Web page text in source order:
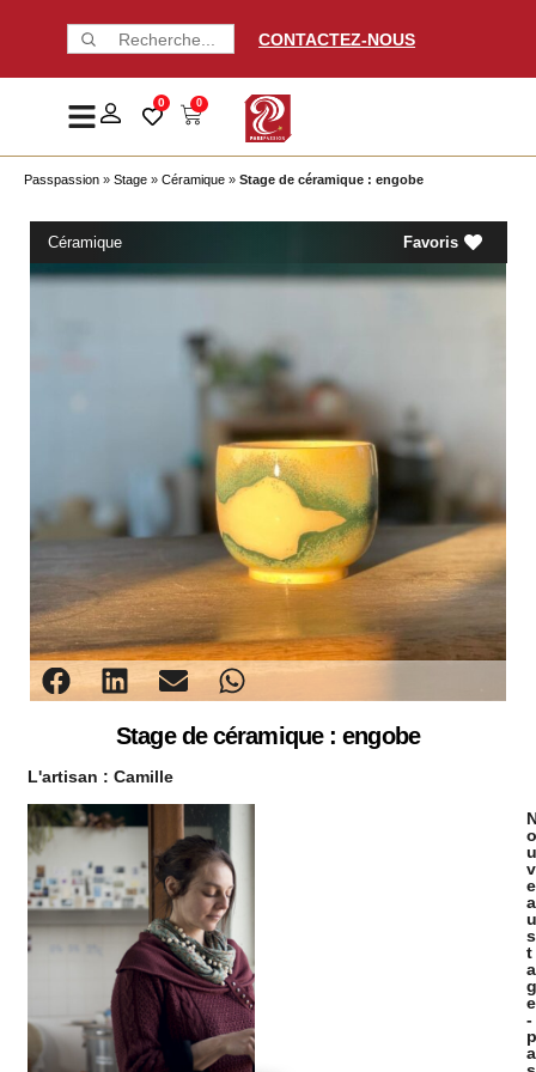
CONTACTEZ-NOUS
0 0
Passpassion » Stage » Céramique » Stage de céramique : engobe
Céramique Favoris
Stage de céramique : engobe
L'artisan : Camille
o
u
v
e
a
u
s
t
a
g
e
-
p
a